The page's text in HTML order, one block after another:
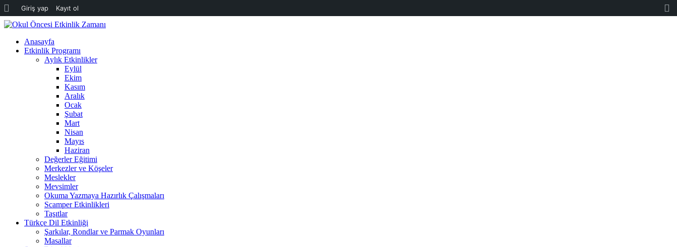
WordPress
hakkında
Giriş yap Kayıt ol
Anasayfa
Etkinlik Programı
Aylık Etkinlikler
Eylül
Ekim
Kasım
Aralık
Ocak
Şubat
Mart
Nisan
Mayıs
Haziran
Değerler Eğitimi
Merkezler ve Köşeler
Meslekler
Mevsimler
Okuma Yazmaya Hazırlık Çalışmaları
Scamper Etkinlikleri
Taşıtlar
Türkçe Dil Etkinliği
Şarkılar, Rondlar ve Parmak Oyunları
Masallar